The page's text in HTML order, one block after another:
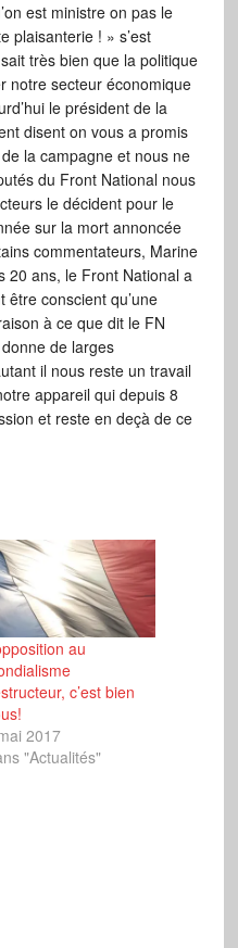
est ministre on pas le
plaisanterie ! » s’est
très bien que la politique
notre secteur économique
le président de la
disent on vous a promis
la campagne et nous ne
du Front National nous
le décident pour le
sur la mort annoncée
commentateurs, Marine
20 ans, le Front National a
conscient qu’une
à ce que dit le FN
de larges
il nous reste un travail
appareil qui depuis 8
et reste en deçà de ce
au
c’est bien
2017
"Actualités"